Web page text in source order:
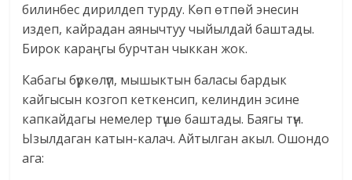
билинбес дирилдеп турду. Көп өтпөй энесин
издеп, кайрадан аянычтуу чыйылдай баштады.
Бирок караңгы бурчтан чыккан жок.
Кабагы бүркөлүп, мышыктын баласы бардык
кайгысын козгоп кеткенсип, келиндин эсине
капкайдагы немелер түшө баштады. Баягы түн.
Ызылдаган катын-калач. Айтылган акыл. Ошондо
ага: